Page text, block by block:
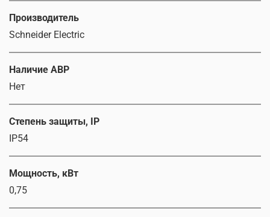
Производитель
Schneider Electric
Наличие АВР
Нет
Степень защиты, IP
IP54
Мощность, кВт
0,75